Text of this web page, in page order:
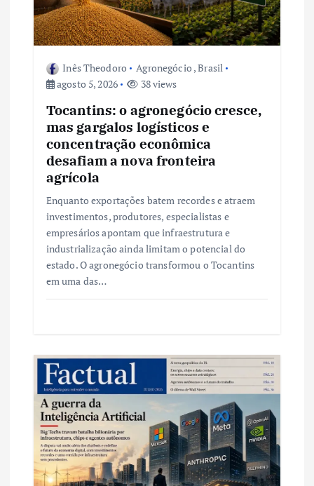
o
s
Inês Theodoro Agronegócio ,Brasil
agosto 5, 2026
38 views
Tocantins: o agronegócio cresce,
mas gargalos logísticos e
concentração econômica
desafiam a nova fronteira
agrícola
Enquanto exportações batem recordes e atraem
investimentos, produtores, especialistas e
empresários apontam que infraestrutura e
industrialização ainda limitam o potencial do
estado. O agronegócio transformou o Tocantins
em uma das…